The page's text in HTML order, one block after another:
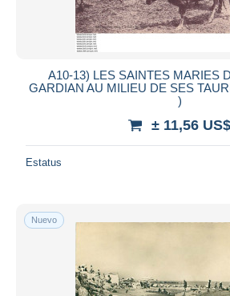
Aplicar
A10-13) LES SAINTES MARIES
GARDIAN AU MILIEU DE SES
)
± 11,56 US$
Estatus
Nuevo